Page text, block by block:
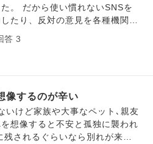
仕事も毎日訪問して、利用者や
の方法なのか考えては頭が働か
死んでしまえば楽なのかな、と
。 だから使い慣れないSNSを
たり、反対の意見を各種機関の
ていました。 しかし、選挙で
たし、私達の意見や反対活動を
ものすごいスピードで進んでい
いました。今の私の現状は一時
きだと思います。 ですが「情
答 3
像するのが辛い
いけど家族や大事なペット､親友
想像すると不安と孤独に襲われ